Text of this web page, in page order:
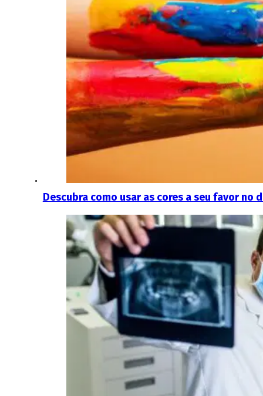
Descubra como usar as cores a seu favor